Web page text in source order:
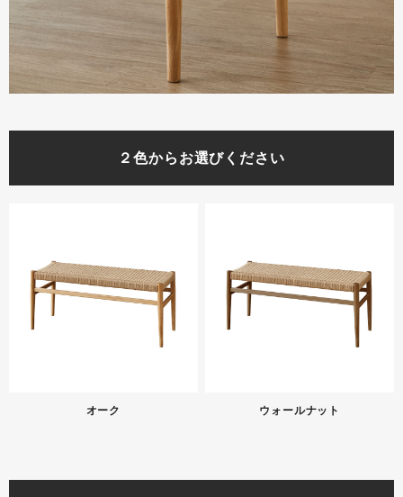
２色からお選びください
オーク ウォールナット